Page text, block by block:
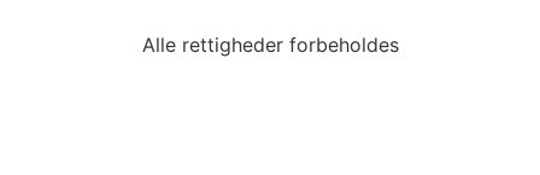
Alle rettigheder forbeholdes